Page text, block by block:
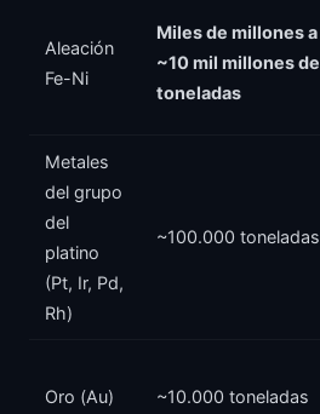
Aleación
Fe-Ni
Miles de millones a
~10 mil millones de
toneladas
Metales
del grupo
del
platino
(Pt, Ir, Pd,
Rh)
~100.000 toneladas
Oro (Au) ~10.000 toneladas